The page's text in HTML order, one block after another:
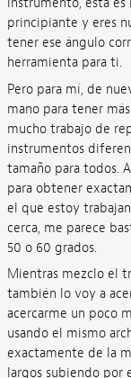
instrumento, esta es
principiante y eres
tener ese ángulo
herramienta para ti.
Pero para mí, de
mano para tener
mucho trabajo de
instrumentos
tamaño para todos.
para obtener
el que estoy
cerca, me parece
50 o 60 grados.
Mientras mezclo el
también lo voy a
acercarme un poco
usando el mismo
exactamente de la
largos subiendo por